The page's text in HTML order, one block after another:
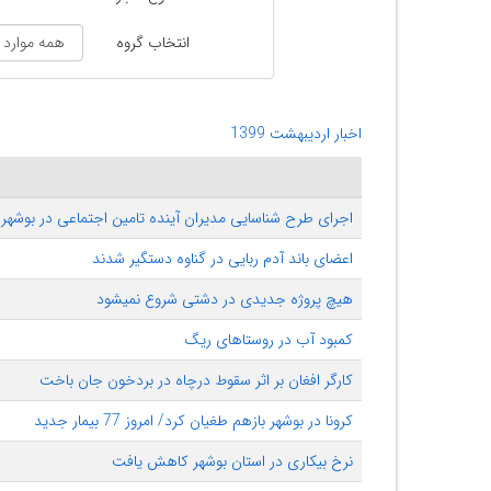
انتخاب گروه
اخبار اردیبهشت 1399
اجرای طرح شناسایی مدیران آینده تامین اجتماعی در بوشهر
اعضای باند آدم ربایی در گناوه دستگیر شدند
هیچ پروژه جدیدی در دشتی شروع نمی‎شود
کمبود آب در روستاهای ریگ
کارگر افغان بر اثر سقوط درچاه در بردخون جان باخت
کرونا در بوشهر بازهم طغیان کرد/ امروز 77 بیمار جدید
نرخ بیکاری در استان بوشهر کاهش یافت